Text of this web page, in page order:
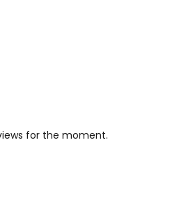
for the moment.